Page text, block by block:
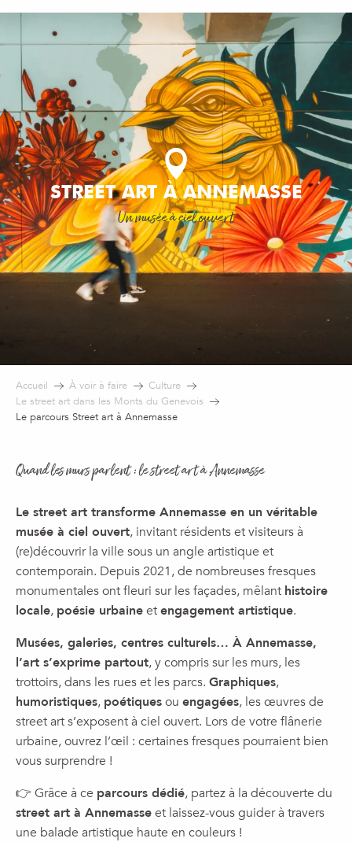
Aller
contenu
principal
STREET ART À ANNEMASSE
Un musée à ciel ouvert
Accueil À voir à faire
Culture
Le street art dans les Monts du Genevois
Le parcours Street art à Annemasse
Quand les murs parlent : le street art à Annemasse
Le street art transforme Annemasse en un véritable
musée à ciel ouvert, invitant résidents et visiteurs à
(re)découvrir la ville sous un angle artistique et
contemporain. Depuis 2021, de nombreuses fresques
monumentales ont fleuri sur les façades, mêlant histoire
locale, poésie urbaineetengagement artistique.
Musées, galeries, centres culturels… À Annemasse,
l’art s’exprime partout, y compris sur les murs, les
trottoirs, dans les rues et les parcs. Graphiques,
humoristiques, poétiquesou engagées, les œuvres de
street art s’exposent à ciel ouvert. Lors de votre flânerie
urbaine, ouvrez l’œil : certaines fresques pourraient bien
vous surprendre !
👉 Grâce à ce parcours dédié, partez à la découverte du
street art à Annemasseet laissez-vous guider à travers
une balade artistique haute en couleurs !